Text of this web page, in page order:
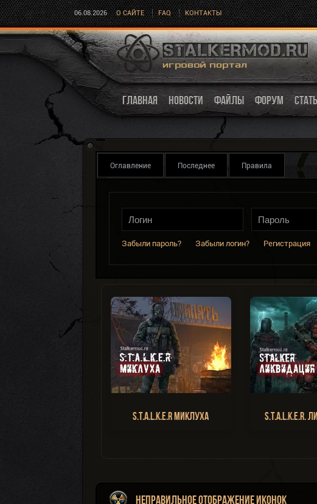
06.08.2026 О САЙТЕ FAQ КОНТАКТЫ
ГЛАВНАЯ НОВОСТИ ФАЙЛЫ ФОРУМ
Оглавление Последнее Правила
Забыли пароль? Забыли логин? Регистрация
S.T.A.L.K.E.R Миклуха S.T.A.L.K.E.R.
Неправильное отображение иконок